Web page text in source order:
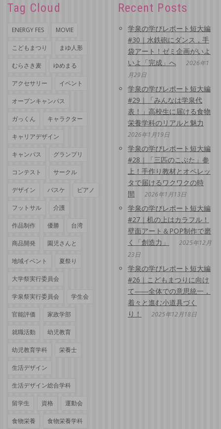
Tag Cloud
ENERGY FES MOVIE
こどもまつり まゆ人形
むらさき麦 ゆめまる
アクセサリー イベント
オープンキャンパス
ガっくん キャラクター
キャリアデザイン
キャンパス グランプリ
コンテスト サークル
デザイン バスケ ピアノ
フットサル 介護
作品制作 優勝 台湾
商品開発 園児さんと
地域イベント 夏祭り
大学祭実行委員会
学泉祭実行委員会 学生会
官能評価 家政学部
就職活動 幼児教育
幼児教育学科 栄養士
生活デザイン
生活デザイン総合学科
留学生 資格 運動会
食物栄養 食物栄養学科
Recent Posts
学泉の学びレポート短大編
#30｜水鉄砲にダンス，手
袋アート！ゼミ企画がいよ
いよ「完成」へ
2026年1
月29日
学泉の学びレポート短大編
#29｜「みんなは学泉代
表！」高校生に届ける食物
栄養学科のリアルと魅力
2026年1月19日
学泉の学びレポート短大編
#28｜「三匹のこぶた」参
上！手作り教材とオペレッ
タで届けるワクワクの時
間
2026年1月13日
学泉の学びレポート短大編
#27｜机の上はカラフル！
壁面アート＆POP制作で磨
く「創造力」
2025年12月
23日
学泉の学びレポート短大編
#26｜こどもまつりに向け
て――全体での意思統一，
着々と進む小道具づく
り！
2025年12月18日